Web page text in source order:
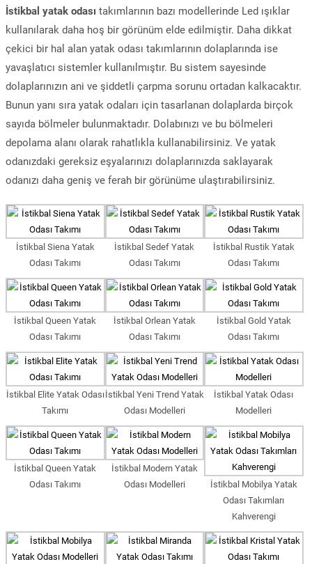
İstikbal yatak odası takımlarının bazı modellerinde Led ışıklar
kullanılarak daha hoş bir görünüm elde edilmiştir. Daha dikkat
çekici bir hal alan yatak odası takımlarının dolaplarında ise
yavaşlatıcı sistemler kullanılmıştır. Bu sistem sayesinde
dolaplarınızın ani ve şiddetli çarpma sorunu ortadan kalkacaktır.
Bunun yanı sıra yatak odaları için tasarlanan dolaplarda birçok
sayıda bölmeler bulunmaktadır. Dolabınızı ve bu bölmeleri
depolama alanı olarak rahatlıkla kullanabilirsiniz. Ve yatak
odanızdaki gereksiz eşyalarınızı dolaplarınızda saklayarak
odanızı daha geniş ve ferah bir görünüme ulaştırabilirsiniz.
İstikbal Siena Yatak
Odası Takımı
İstikbal Sedef Yatak
Odası Takımı
İstikbal Rustik Yatak
Odası Takımı
İstikbal Queen Yatak
Odası Takımı
İstikbal Orlean Yatak
Odası Takımı
İstikbal Gold Yatak
Odası Takımı
İstikbal Elite Yatak Odası
Takımı
İstikbal Yeni Trend Yatak
Odası Modelleri
İstikbal Yatak Odası
Modelleri
İstikbal Queen Yatak
Odası Takımı
İstikbal Modern Yatak
Odası Modelleri
İstikbal Mobilya Yatak
Odası Takımları
Kahverengi